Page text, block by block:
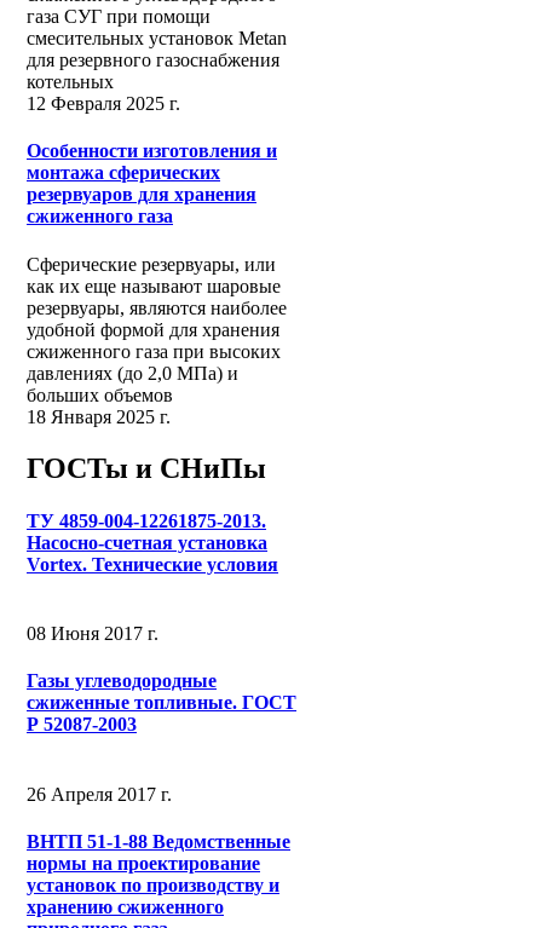
газа СУГ при помощи
смесительных установок Metan
для резервного газоснабжения
котельных
12 Февраля 2025 г.
Особенности изготовления и
монтажа сферических
резервуаров для хранения
сжиженного газа
Сферические резервуары, или
как их еще называют шаровые
резервуары, являются наиболее
удобной формой для хранения
сжиженного газа при высоких
давлениях (до 2,0 МПа) и
больших объемов
18 Января 2025 г.
ГОСТы и СНиПы
ТУ 4859-004-12261875-2013.
Насосно-счетная установка
Vortex. Технические условия
08 Июня 2017 г.
Газы углеводородные
сжиженные топливные. ГОСТ
Р 52087-2003
26 Апреля 2017 г.
ВНТП 51-1-88 Ведомственные
нормы на проектирование
установок по производству и
хранению сжиженного